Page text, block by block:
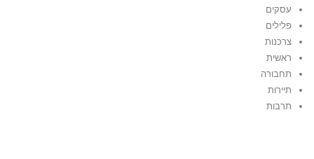
עסקים
פלילים
צרכנות
ראשית
תחבורה
תיירות
תרבות